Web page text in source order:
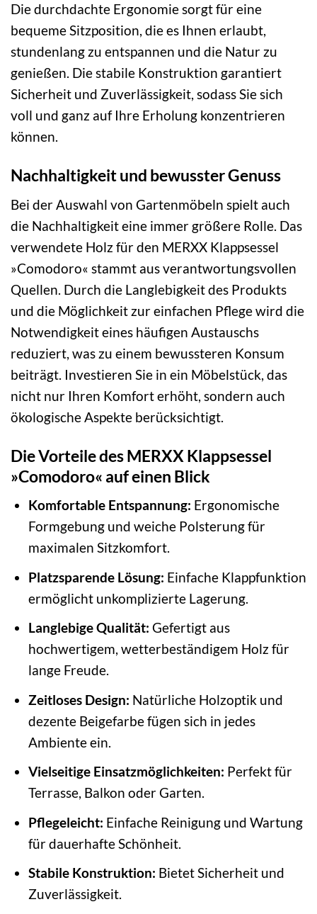
Die durchdachte Ergonomie sorgt für eine
bequeme Sitzposition, die es Ihnen erlaubt,
stundenlang zu entspannen und die Natur zu
genießen. Die stabile Konstruktion garantiert
Sicherheit und Zuverlässigkeit, sodass Sie sich
voll und ganz auf Ihre Erholung konzentrieren
können.
Nachhaltigkeit und bewusster Genuss
Bei der Auswahl von Gartenmöbeln spielt auch
die Nachhaltigkeit eine immer größere Rolle. Das
verwendete Holz für den MERXX Klappsessel
»Comodoro« stammt aus verantwortungsvollen
Quellen. Durch die Langlebigkeit des Produkts
und die Möglichkeit zur einfachen Pflege wird die
Notwendigkeit eines häufigen Austauschs
reduziert, was zu einem bewussteren Konsum
beiträgt. Investieren Sie in ein Möbelstück, das
nicht nur Ihren Komfort erhöht, sondern auch
ökologische Aspekte berücksichtigt.
Die Vorteile des MERXX Klappsessel
»Comodoro« auf einen Blick
Komfortable Entspannung: Ergonomische
Formgebung und weiche Polsterung für
maximalen Sitzkomfort.
Platzsparende Lösung: Einfache Klappfunktion
ermöglicht unkomplizierte Lagerung.
Langlebige Qualität: Gefertigt aus
hochwertigem, wetterbeständigem Holz für
lange Freude.
Zeitloses Design: Natürliche Holzoptik und
dezente Beigefarbe fügen sich in jedes
Ambiente ein.
Vielseitige Einsatzmöglichkeiten: Perfekt für
Terrasse, Balkon oder Garten.
Pflegeleicht: Einfache Reinigung und Wartung
für dauerhafte Schönheit.
Stabile Konstruktion: Bietet Sicherheit und
Zuverlässigkeit.